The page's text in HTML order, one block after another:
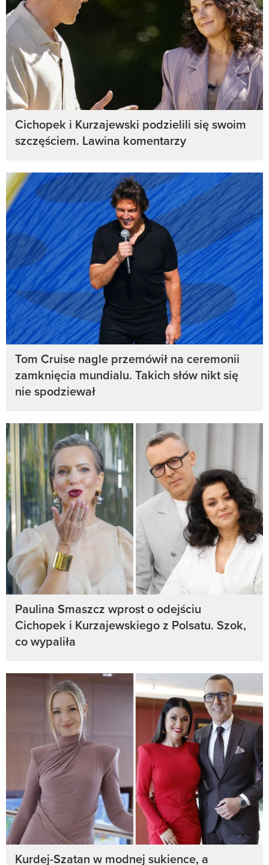
Cichopek i Kurzajewski podzielili się swoim
szczęściem. Lawina komentarzy
Tom Cruise nagle przemówił na ceremonii
zamknięcia mundialu. Takich słów nikt się
nie spodziewał
Paulina Smaszcz wprost o odejściu
Cichopek i Kurzajewskiego z Polsatu. Szok,
co wypaliła
Kurdej-Szatan w modnej sukience, a